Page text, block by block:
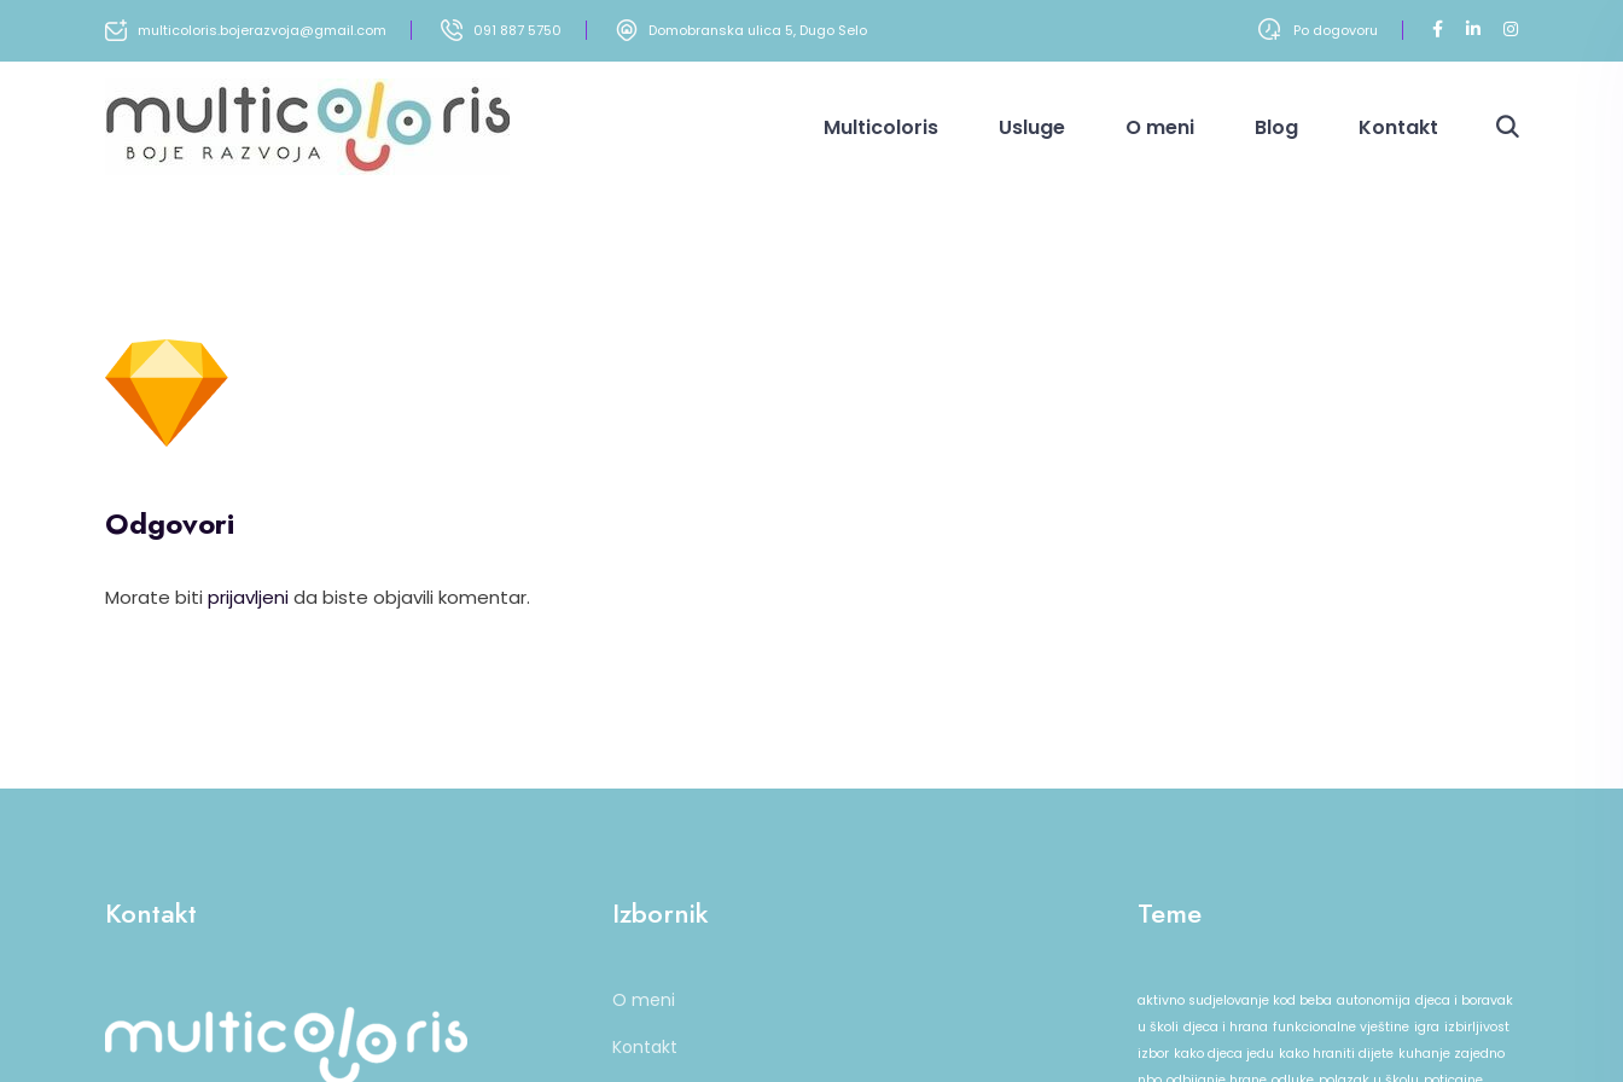
multicoloris.bojerazvoja@gmail.com 091 887 5750 Domobranska ulica 5, Dugo Selo Po dogovoru
Multicoloris Usluge O meni Blog Kontakt
Odgovori
Morate biti prijavljenida biste objavili komentar.
Kontakt Izbornik
O meni
Kontakt
Teme
aktivno sudjelovanje kod beba autonomija djeca i boravak
u školi djeca i hrana funkcionalne vještine igra izbirljivost
izbor kako djeca jedu kako hraniti dijete kuhanje zajedno